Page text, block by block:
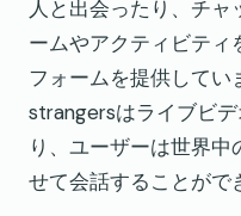
人と出会ったり、チ
ームやアクティビティ
フォームを提供して
strangersはライブビ
り、ユーザーは世界
せて会話することがで